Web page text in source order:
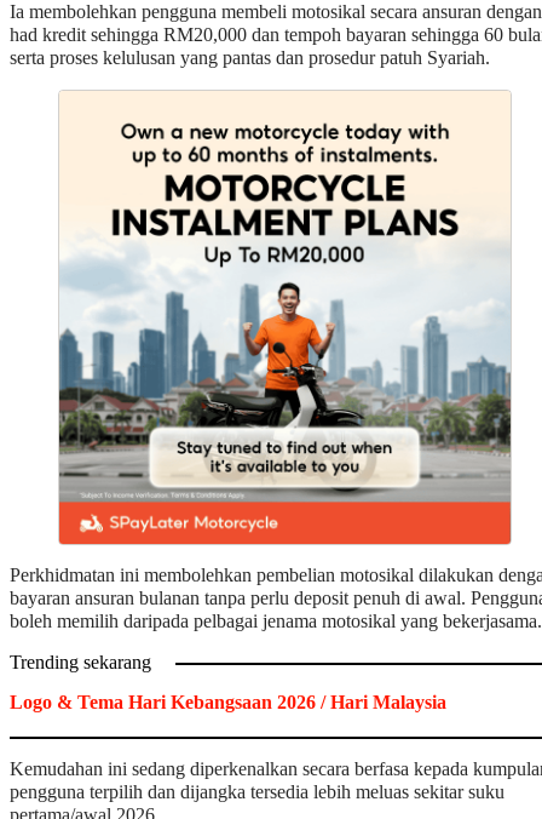
Ia membolehkan pengguna membeli motosikal secara ansuran dengan
had kredit sehingga RM20,000 dan tempoh bayaran sehingga 60
serta proses kelulusan yang pantas dan prosedur patuh Syariah.
Perkhidmatan ini membolehkan pembelian motosikal dilakukan
bayaran ansuran bulanan tanpa perlu deposit penuh di awal.
boleh memilih daripada pelbagai jenama motosikal yang bekerjasama.
Trending sekarang
Logo & Tema Hari Kebangsaan 2026 / Hari Malaysia
​Kemudahan ini sedang diperkenalkan secara berfasa kepada
pengguna terpilih dan dijangka tersedia lebih meluas sekitar suku